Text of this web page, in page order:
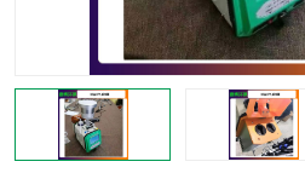
LB-4200高锰酸盐指数仪
烟尘烟气设备
粉尘设备